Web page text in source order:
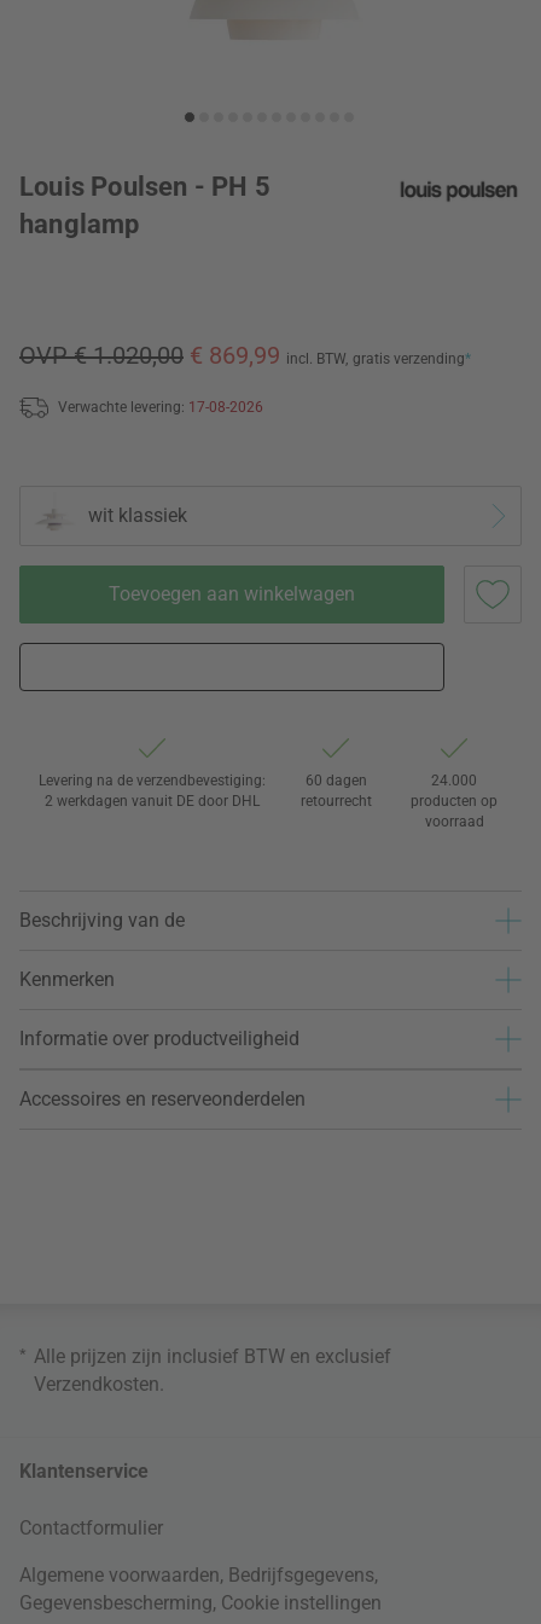
Louis Poulsen - PH 5
hanglamp
OVP € 1.020,00 € 869,99 incl. BTW, gratis verzending*
Verwachte levering: 17-08-2026
wit klassiek
Toevoegen aan winkelwagen
Levering na de verzendbevestiging:
2 werkdagen vanuit DE door DHL
60 dagen
retourrecht
24.000
producten op
voorraad
Beschrijving van de
Kenmerken
Informatie over productveiligheid
Accessoires en reserveonderdelen
* Alle prijzen zijn inclusief BTW en exclusief
Verzendkosten
Klantenservice
Contactformulier
Algemene voorwaarden, Bedrijfsgegevens,
Gegevensbescherming, Cookie instellingen